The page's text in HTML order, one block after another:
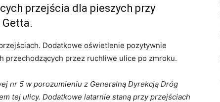
przejścia dla pieszych przy
Dodatkowe oświetlenie pozytywnie
przechodzących przez ruchliwe ulice po zmroku.
nr 5 w porozumieniu z Generalną Dyrekcją Dróg
tej ulicy. Dodatkowe latarnie staną przy przejściach